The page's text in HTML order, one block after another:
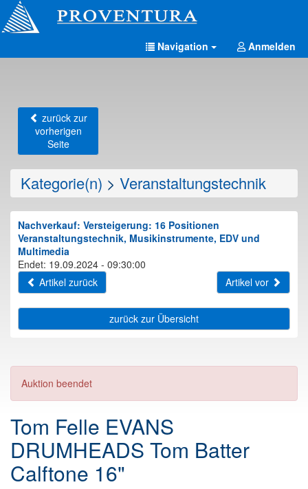
Navigation Anmelden
zurück zur
vorherigen
Seite
Kategorie(n) > Veranstaltungstechnik
Nachverkauf: Versteigerung: 16 Positionen
Veranstaltungstechnik, Musikinstrumente, EDV und
Multimedia
Endet: 19.09.2024 - 09:30:00
Artikel zurück
Artikel vor
zurück zur Übersicht
Auktion beendet
Tom Felle EVANS
DRUMHEADS Tom Batter
Calftone 16"